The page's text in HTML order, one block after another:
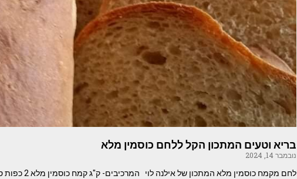
בריא וטעים המתכון הקל ללחם כוסמין מלא
נובמבר 14, 2024